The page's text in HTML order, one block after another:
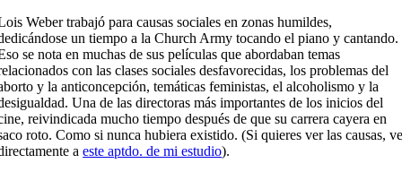
Weber trabajó para causas sociales en zonas humildes,
un tiempo a la Church Army tocando el piano y cantando.
se nota en muchas de sus películas que abordaban temas
con las clases sociales desfavorecidas, los problemas del
y la anticoncepción, temáticas feministas, el alcoholismo y la
Una de las directoras más importantes de los inicios del
reivindicada mucho tiempo después de que su carrera cayera en
roto. Como si nunca hubiera existido. (Si quieres ver las causas,
aeste aptdo. de mi estudio).